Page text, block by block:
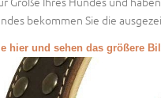
bekommen Sie die
hier und sehen das größere